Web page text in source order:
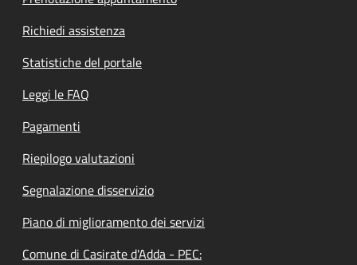
Richiedi assistenza
Statistiche del portale
Leggi le FAQ
Pagamenti
Riepilogo valutazioni
Segnalazione disservizio
Piano di miglioramento dei servizi
Comune di Casirate d'Adda - PEC: